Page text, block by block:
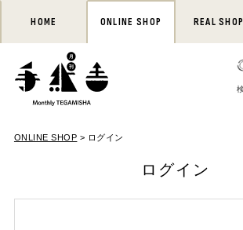
HOME ONLINE SHOP REAL SHOP
ONLINE SHOP ログイン
ログイン